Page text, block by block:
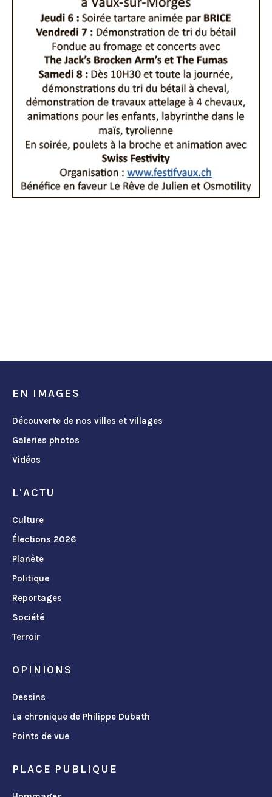
EN IMAGES
Découverte de nos villes et villages
Galeries photos
Vidéos
L'ACTU
Culture
Élections 2026
Planète
Politique
Reportages
Société
Terroir
OPINIONS
Dessins
La chronique de Philippe Dubath
Points de vue
PLACE PUBLIQUE